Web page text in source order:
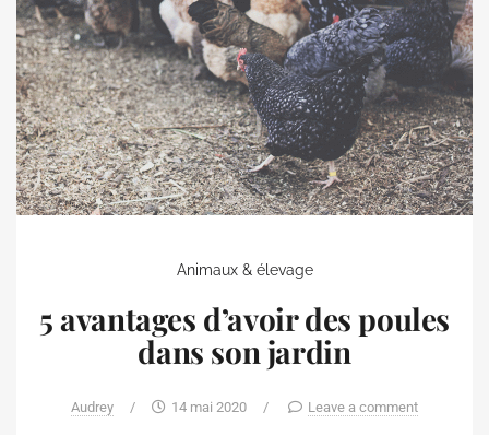
Animaux & élevage
5 avantages d’avoir des poules
dans son jardin
Audrey / 14 mai 2020 / Leave a comment